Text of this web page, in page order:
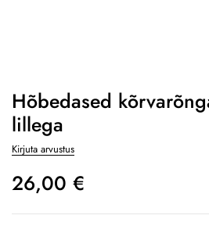
Hõbedased
lillega
Kirjuta arvustus
26,00 €